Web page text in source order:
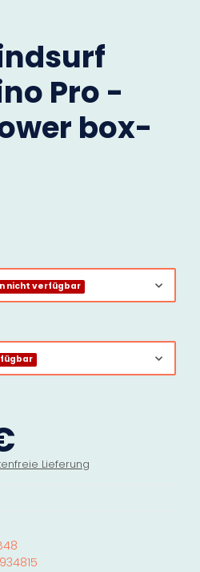
Pro -
box-
nicht verfügbar
Lieferung